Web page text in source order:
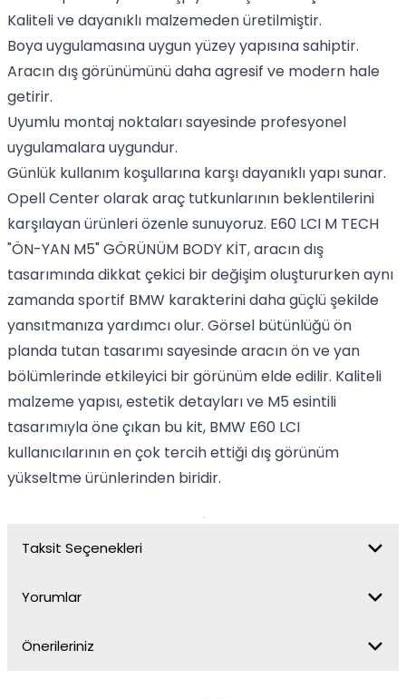
Kaliteli ve dayanıklı malzemeden üretilmiştir.
Boya uygulamasına uygun yüzey yapısına sahiptir.
Aracın dış görünümünü daha agresif ve modern hale
getirir.
Uyumlu montaj noktaları sayesinde profesyonel
uygulamalara uygundur.
Günlük kullanım koşullarına karşı dayanıklı yapı sunar.
Opell Center olarak araç tutkunlarının beklentilerini
karşılayan ürünleri özenle sunuyoruz. E60 LCI M TECH
"ÖN-YAN M5" GÖRÜNÜM BODY KİT, aracın dış
tasarımında dikkat çekici bir değişim oluştururken aynı
zamanda sportif BMW karakterini daha güçlü şekilde
yansıtmanıza yardımcı olur. Görsel bütünlüğü ön
planda tutan tasarımı sayesinde aracın ön ve yan
bölümlerinde etkileyici bir görünüm elde edilir. Kaliteli
malzeme yapısı, estetik detayları ve M5 esintili
tasarımıyla öne çıkan bu kit, BMW E60 LCI
kullanıcılarının en çok tercih ettiği dış görünüm
yükseltme ürünlerinden biridir.
Taksit Seçenekleri
Yorumlar
Önerileriniz